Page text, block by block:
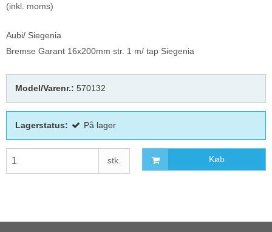
(inkl. moms)
Aubi/ Siegenia
Bremse Garant 16x200mm str. 1 m/ tap Siegenia
Model/Varenr.: 570132
Lagerstatus: På lager
stk. Køb